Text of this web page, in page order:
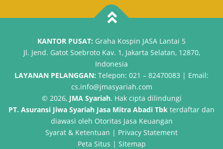
KANTOR PUSAT: Graha Kospin JASA Lantai 5
Jl. Jend. Gatot Soebroto Kav. 1, Jakarta Selatan, 12870,
Indonesia
LAYANAN PELANGGAN: Telepon: 021 – 82470083 | Email:
cs.info@jmasyariah.com
© 2026, JMA Syariah. Hak cipta dilindungi
PT. Asuransi Jiwa Syariah Jasa Mitra Abadi Tbk terdaftar dan
diawasi oleh Otoritas Jasa Keuangan
Syarat & Ketentuan | Privacy Statement
Peta Situs | Sitemap